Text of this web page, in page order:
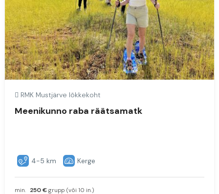
RMK Mustjärve lõkkekoht
Meenikunno raba räätsamatk
4-5 km Kerge
min. 250 €grupp (või 10 in.)